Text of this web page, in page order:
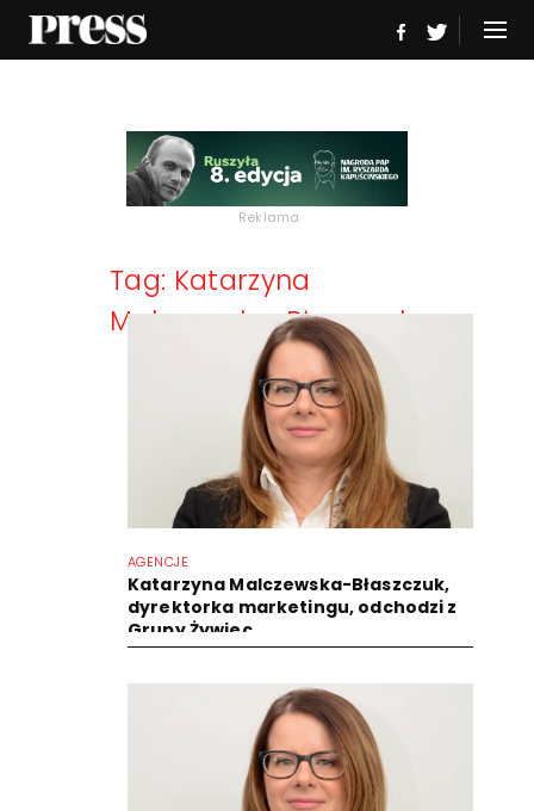
Reklama
Tag: Katarzyna
Malczewska-Błaszczuk
AGENCJE
Katarzyna Malczewska-Błaszczuk,
dyrektorka marketingu, odchodzi z
Grupy Żywiec